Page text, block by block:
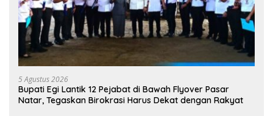
5 Agustus 2026
Bupati Egi Lantik 12 Pejabat di Bawah Flyover Pasar
Natar, Tegaskan Birokrasi Harus Dekat dengan Rakyat